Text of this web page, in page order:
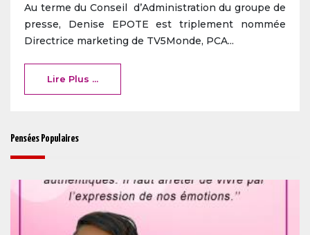
Au terme du Conseil d’Administration du groupe de
presse, Denise EPOTE est triplement nommée
Directrice marketing de TV5Monde, PCA...
Lire Plus ...
Pensées Populaires